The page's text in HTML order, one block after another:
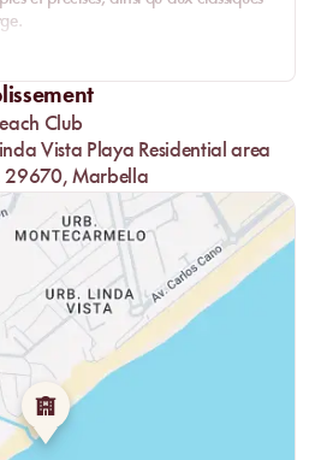
bar en croûte de sel, fritures
de mer frais et riz aux fruits de
de la journée, avec ce plaisir très
qui s’étire face à la mer avant de
l’après-midi au soleil.
d’eau de mer et table
sa consistance à l’adresse. El Ancla
au bord de l’eau : le lieu propose
du repos, du service et d’une cuisine
l’esprit de la Costa del Sol.
Club
Vista Playa Residential area
29670, Marbella